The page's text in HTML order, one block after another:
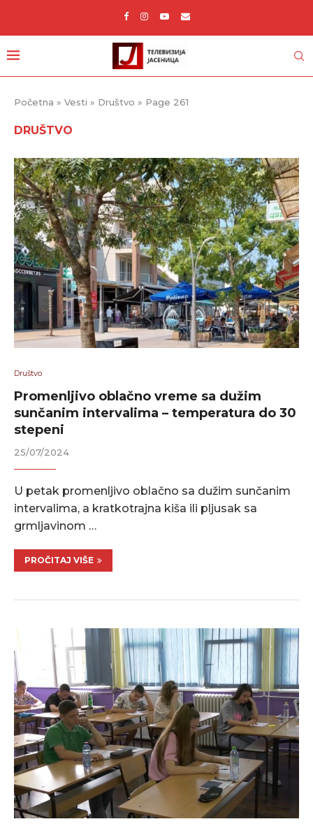
Početna » Vesti » Društvo » Page 261
DRUŠTVO
Društvo
Promenljivo oblačno vreme sa dužim
sunčanim intervalima – temperatura do 30
stepeni
25/07/2024
U petak promenljivo oblačno sa dužim sunčanim
intervalima, a kratkotrajna kiša ili pljusak sa
grmljavinom …
PROČITAJ VIŠE